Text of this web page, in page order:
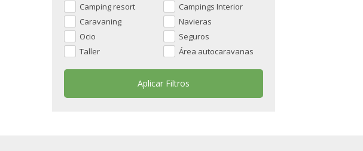
Camping resort
Campings Interior
Caravaning
Navieras
Ocio
Seguros
Taller
Área autocaravanas